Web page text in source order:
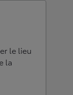
le lieu
la